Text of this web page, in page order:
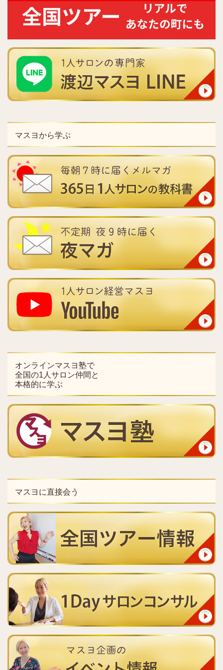
マスヨから学ぶ
オンラインマスヨ塾で
全国の1人サロン仲間と
本格的に学ぶ
マスヨに直接会う